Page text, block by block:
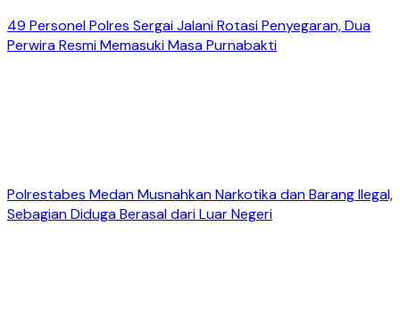
49 Personel Polres Sergai Jalani Rotasi Penyegaran, Dua
Perwira Resmi Memasuki Masa Purnabakti
Polrestabes Medan Musnahkan Narkotika dan Barang Ilegal,
Sebagian Diduga Berasal dari Luar Negeri